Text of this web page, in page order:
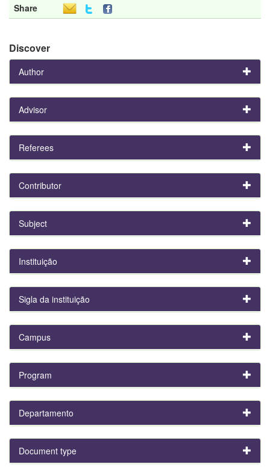
Share
Discover
Author
Advisor
Referees
Contributor
Subject
Instituição
Sigla da instituição
Campus
Program
Departamento
Document type